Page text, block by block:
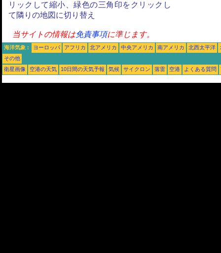
リックして縮小、緑色の三角印をクリックし
て隣りの地図に切り替え
当サイトの情報は免責事項に準じます。
海洋気象 : ヨーロッパ アフリカ 北アメリカ 中央アメリカ 南アメリカ 北西太平洋
その他
衛星画像
空港の天気 10日間の天気予報 気候 サイクロン 落雷 空港 よくある質問